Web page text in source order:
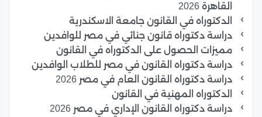
القاهرة 2026
الدكتوراه في القانون جامعة الاسكندرية
دراسة دكتوراه قانون جنائي في مصر للوافدين
مميزات الحصول على الدكتوراه في القانون
دراسة دكتوراه القانون في مصر للطلاب الوافدين
دراسة دكتوراه القانون العام في مصر 2026
الدكتوراه المهنية في القانون
دراسة دكتوراه القانون الإداري في مصر 2026